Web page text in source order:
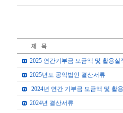
2025 연간기부금 모금액 및 활용실
2025년도 공익법인 결산서류
2024년 연간 기부금 모금액 및 활
2024년 결산서류